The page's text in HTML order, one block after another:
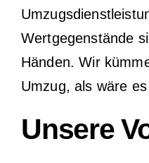
Wertgegenstände
Händen. Wir
Umzug, als wäre
Unsere